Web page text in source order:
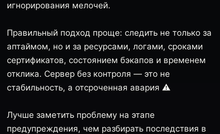
игнорирования мелочей.
Правильный подход проще: следить не только за
аптаймом, но и за ресурсами, логами, сроками
сертификатов, состоянием бэкапов и временем
отклика. Сервер без контроля — это не
стабильность, а отсроченная авария ⚠️
Лучше заметить проблему на этапе
предупреждения, чем разбирать последствия в